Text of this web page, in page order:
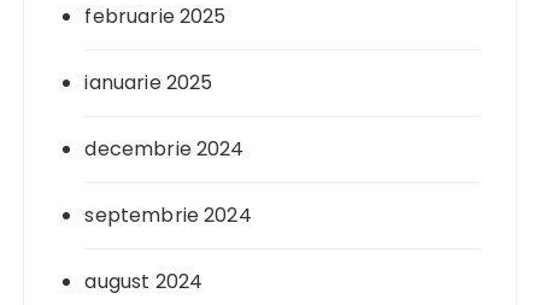
februarie 2025
ianuarie 2025
decembrie 2024
septembrie 2024
august 2024